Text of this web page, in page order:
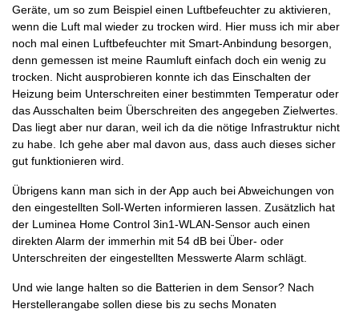
Geräte, um so zum Beispiel einen Luftbefeuchter zu aktivieren,
wenn die Luft mal wieder zu trocken wird. Hier muss ich mir aber
noch mal einen Luftbefeuchter mit Smart-Anbindung besorgen,
denn gemessen ist meine Raumluft einfach doch ein wenig zu
trocken. Nicht ausprobieren konnte ich das Einschalten der
Heizung beim Unterschreiten einer bestimmten Temperatur oder
das Ausschalten beim Überschreiten des angegeben Zielwertes.
Das liegt aber nur daran, weil ich da die nötige Infrastruktur nicht
zu habe. Ich gehe aber mal davon aus, dass auch dieses sicher
gut funktionieren wird.
Übrigens kann man sich in der App auch bei Abweichungen von
den eingestellten Soll-Werten informieren lassen. Zusätzlich hat
der Luminea Home Control 3in1-WLAN-Sensor auch einen
direkten Alarm der immerhin mit 54 dB bei Über- oder
Unterschreiten der eingestellten Messwerte Alarm schlägt.
Und wie lange halten so die Batterien in dem Sensor? Nach
Herstellerangabe sollen diese bis zu sechs Monaten